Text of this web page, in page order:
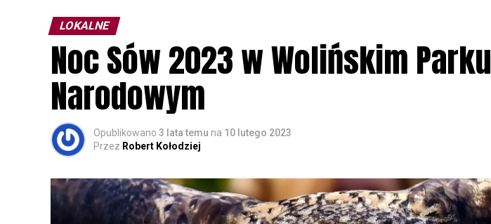
LOKALNE
Noc Sów 2023 w Wolińskim Parku
Narodowym
Opublikowano 3 lata temu na 10 lutego 2023
Przez Robert Kołodziej